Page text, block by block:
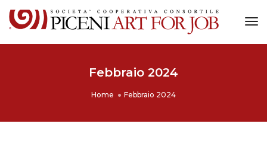
Febbraio 2024
Home Febbraio 2024